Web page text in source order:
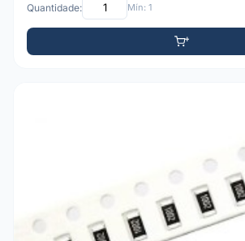
Quantidade: Mín: 1